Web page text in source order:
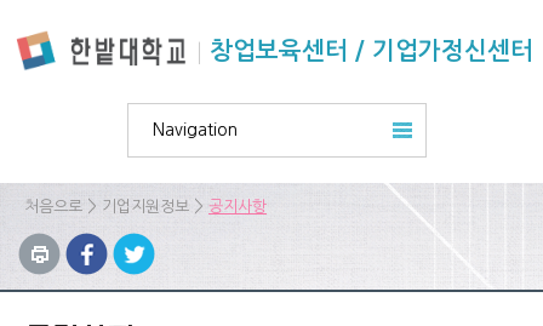
창업보육센터 / 기업가정신센터
Navigation
처음으로 > 기업지원정보 > 공지사항